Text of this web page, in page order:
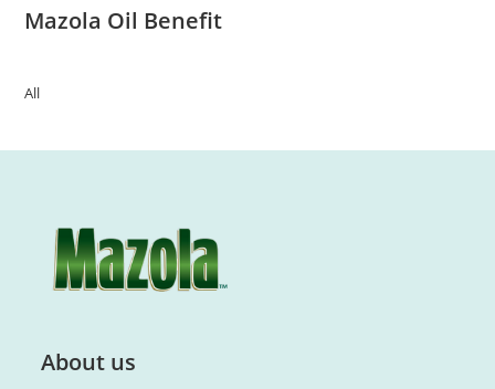
Mazola Oil Benefit
All
About us